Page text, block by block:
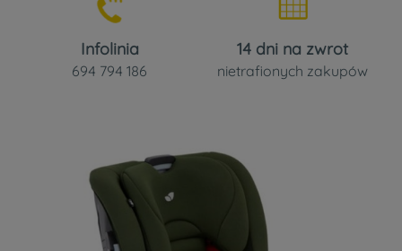
Infolinia
694 794 186
14 dni na zwrot
nietrafionych zakupów